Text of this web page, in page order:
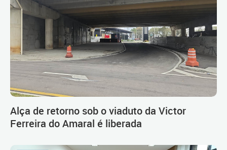
Alça de retorno sob o viaduto da Victor
Ferreira do Amaral é liberada